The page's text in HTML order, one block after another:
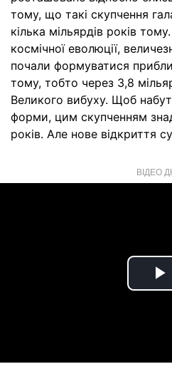
тому, що такі скупчення
кілька мільярдів років
космічної еволюції,
почали формуватися
тому, тобто через 3,8
Великого вибуху. Щоб
форми, цим скупченням
років. Але нове відкриття
ВІДЕО